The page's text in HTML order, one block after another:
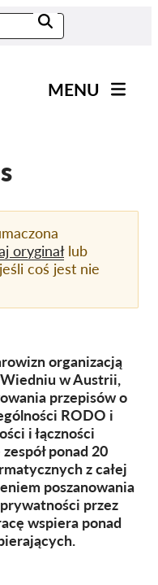
MENU
DPA
oryginałlub
jeśli coś jest nie
organizacją
Wiedniu w Austrii,
przepisów o
RODO i
i łączności
ponad 20
z całej
poszanowania
przez
wspiera ponad